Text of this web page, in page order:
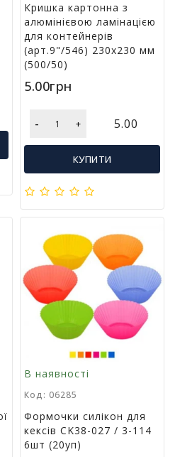
Кришка картонна з
алюмінієвою ламінацією
для контейнерів
(арт.9"/546) 230х230 мм
(500/50)
5.00грн
- + 5.00
КУПИТИ
В наявності
Код: 06285
Формочки силікон для
кексів CK38-027 / 3-114
6шт (20уп)